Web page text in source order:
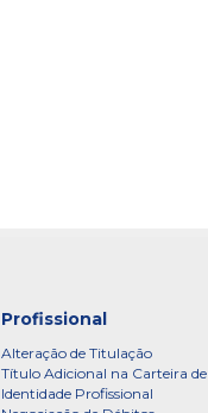
Profissional
Alteração de Titulação
Título Adicional na Carteira de
Identidade Profissional